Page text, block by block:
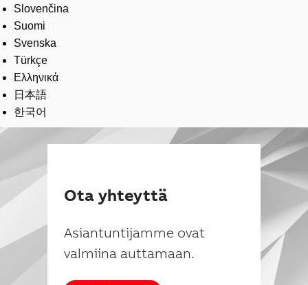
Slovenčina
Suomi
Svenska
Türkçe
Ελληνικά
日本語
한국어
Ota yhteyttä
Asiantuntijamme ovat
valmiina auttamaan.